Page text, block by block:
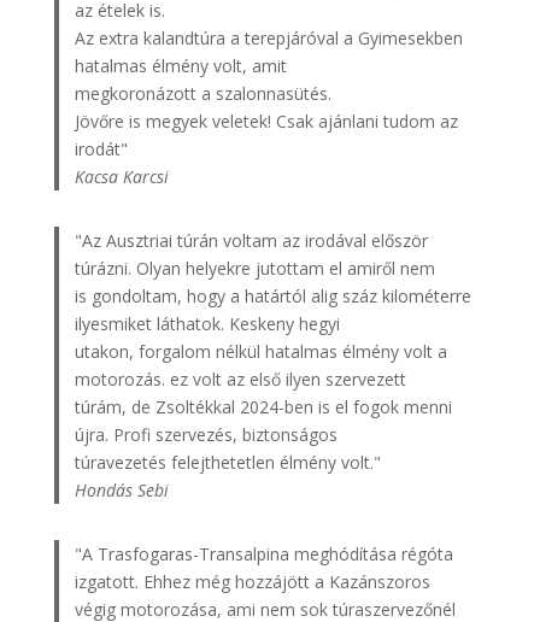
az ételek is.
Az extra kalandtúra a terepjáróval a Gyimesekben
hatalmas élmény volt, amit
megkoronázott a szalonnasütés.
Jövőre is megyek veletek! Csak ajánlani tudom az
irodát"
Kacsa Karcsi
"Az Ausztriai túrán voltam az irodával először
túrázni. Olyan helyekre jutottam el amiről nem
is gondoltam, hogy a határtól alig száz kilométerre
ilyesmiket láthatok. Keskeny hegyi
utakon, forgalom nélkül hatalmas élmény volt a
motorozás. ez volt az első ilyen szervezett
túrám, de Zsoltékkal 2024-ben is el fogok menni
újra. Profi szervezés, biztonságos
túravezetés felejthetetlen élmény volt."
Hondás Sebi
"A Trasfogaras-Transalpina meghódítása régóta
izgatott. Ehhez még hozzájött a Kazánszoros
végig motorozása, ami nem sok túraszervezőnél